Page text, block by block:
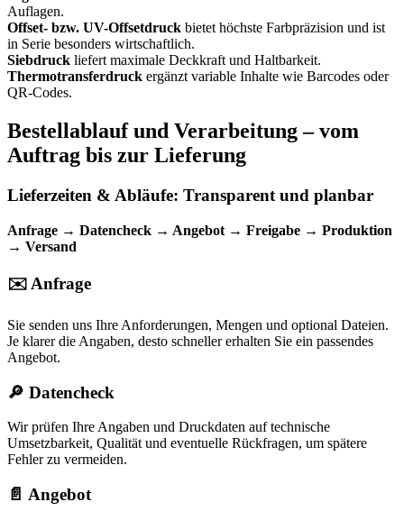
Auflagen.
Offset- bzw. UV-Offsetdruck bietet höchste Farbpräzision und ist
in Serie besonders wirtschaftlich.
Siebdruck liefert maximale Deckkraft und Haltbarkeit.
Thermotransferdruck ergänzt variable Inhalte wie Barcodes oder
QR-Codes.
Bestellablauf und Verarbeitung – vom
Auftrag bis zur Lieferung
Lieferzeiten & Abläufe: Transparent und planbar
Anfrage → Datencheck → Angebot → Freigabe → Produktion
→ Versand
✉️ Anfrage
Sie senden uns Ihre Anforderungen, Mengen und optional Dateien.
Je klarer die Angaben, desto schneller erhalten Sie ein passendes
Angebot.
🔎 Datencheck
Wir prüfen Ihre Angaben und Druckdaten auf technische
Umsetzbarkeit, Qualität und eventuelle Rückfragen, um spätere
Fehler zu vermeiden.
📄 Angebot